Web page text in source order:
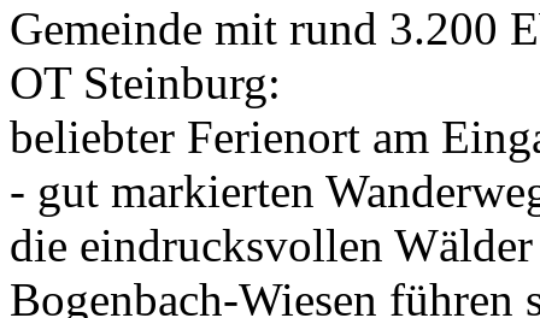
Gemeinde mit rund 3.200
OT Steinburg:
beliebter Ferienort am
- gut markierten
die eindrucksvollen
Bogenbach-Wiesen führen